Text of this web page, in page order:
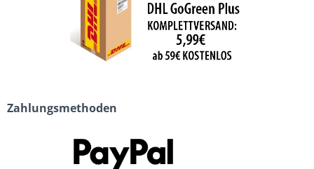
Zahlungsmethoden